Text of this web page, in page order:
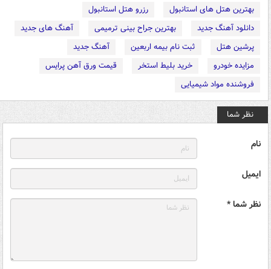
بهترین هتل های استانبول
رزرو هتل استانبول
دانلود آهنگ جدید
بهترین جراح بینی ترمیمی
آهنگ های جدید
پرشین هتل
ثبت نام بیمه اربعین
آهنگ جدید
مزایده خودرو
خرید بلیط استخر
قیمت ورق آهن پرایس
فروشنده مواد شیمیایی
نظر شما
نام
ایمیل
نظر شما *